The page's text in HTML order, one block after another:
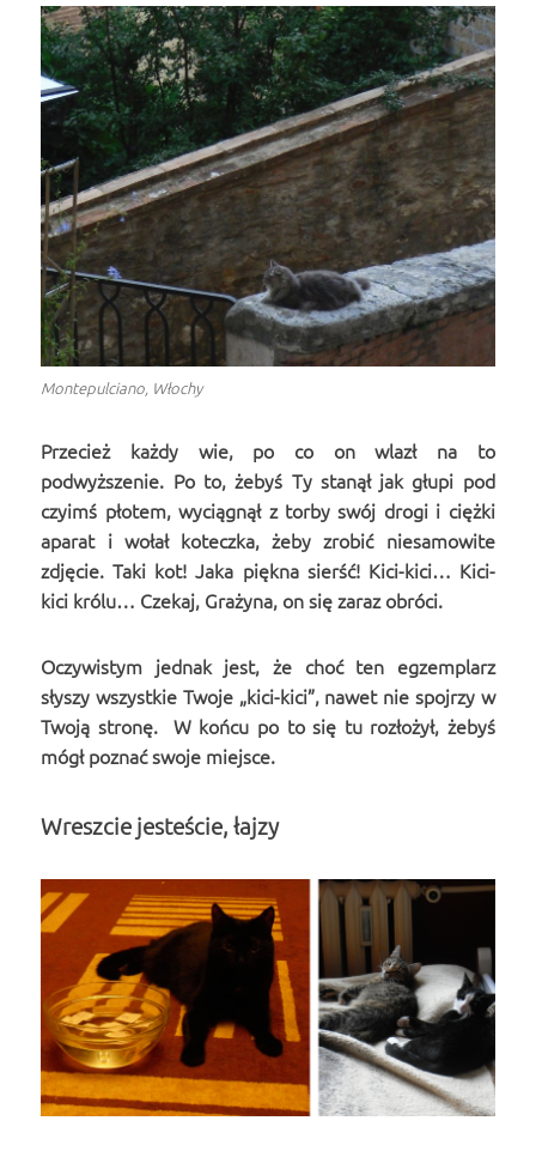
Montepulciano, Włochy
Przecież każdy wie, po co on wlazł na to
podwyższenie. Po to, żebyś Ty stanął jak głupi pod
czyimś płotem, wyciągnął z torby swój drogi i ciężki
aparat i wołał koteczka, żeby zrobić niesamowite
zdjęcie. Taki kot! Jaka piękna sierść! Kici-kici… Kici-
kici królu… Czekaj, Grażyna, on się zaraz obróci.
Oczywistym jednak jest, że choć ten egzemplarz
słyszy wszystkie Twoje „kici-kici”, nawet nie spojrzy w
Twoją stronę. W końcu po to się tu rozłożył, żebyś
mógł poznać swoje miejsce.
Wreszcie jesteście, łajzy